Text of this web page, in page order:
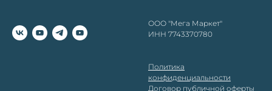
ООО "Мега Маркет"
ИНН 7743370780
Политика
конфиденциальности
Договор публичной оферты